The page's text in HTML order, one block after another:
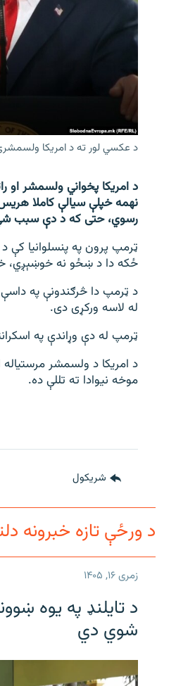
د عکسي لور ته د امریکا
د امریکا پخواني ولسمشر او
نهمه خپلې سیالې کاملا
رسوي، حتی که د دې سبب
ټرمپ پرون په پنسلوانیا کې
ځکه دا د ښځو نه خوښېږي،
د ټرمپ دا څرګندونې په
له لاسه ورکړی دی.
ټرمپ له دې وړاندې په
د امریکا د ولسمشر مرستیاله
موخه نیوادا ته تللې ده.
شريکول
د ورځې تازه خبرونه
زمری ۱۶, ۱۴۰۵
شوي دي